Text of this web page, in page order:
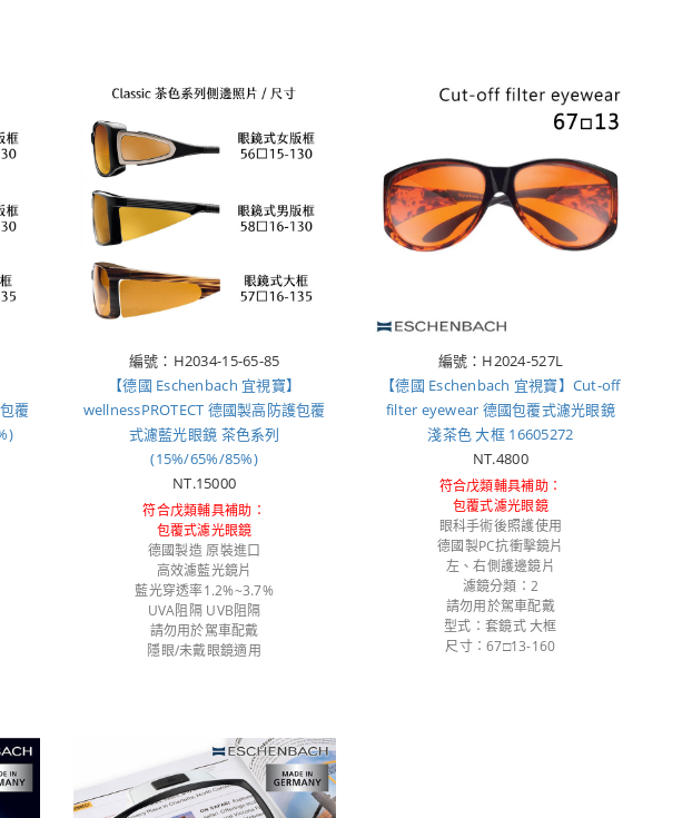
覆
編號：H2034-15-65-85
【德國 Eschenbach 宜視寶】
wellnessPROTECT 德國製高防護包覆
式濾藍光眼鏡 茶色系列
(15%/65%/85%)
NT.15000
符合戊類輔具補助：
包覆式濾光眼鏡
德國製造 原裝進口
高效濾藍光鏡片
藍光穿透率1.2%~3.7%
UVA阻隔 UVB阻隔
請勿用於駕車配戴
隱眼/未戴眼鏡適用
編號：H2024-527L
【德國 Eschenbach 宜視寶】Cut-off
filter eyewear 德國包覆式濾光眼鏡
淺茶色 大框 16605272
NT.4800
符合戊類輔具補助：
包覆式濾光眼鏡
眼科手術後照護使用
德國製PC抗衝擊鏡片
左、右側護邊鏡片
濾鏡分類：2
請勿用於駕車配戴
型式：套鏡式 大框
尺寸：67□13-160